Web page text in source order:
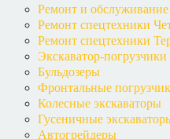
Ремонт и
Ремонт спецтехники
Ремонт спецтехники
Экскаватор-погрузчики
Бульдозеры
Фронтальные
Колесные экскаваторы
Гусеничные
Автогрейдеры